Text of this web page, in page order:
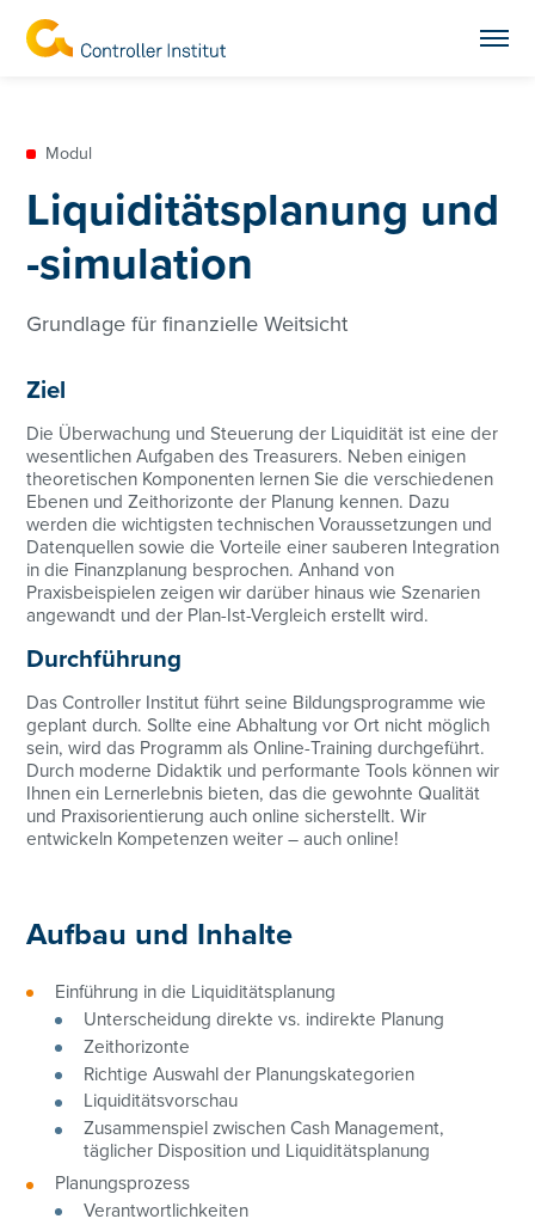
Modul
Liquiditätsplanung und
-simulation
Grundlage für finanzielle Weitsicht
Ziel
Die Überwachung und Steuerung der Liquidität ist eine der
wesentlichen Aufgaben des Treasurers. Neben einigen
theoretischen Komponenten lernen Sie die verschiedenen
Ebenen und Zeithorizonte der Planung kennen. Dazu
werden die wichtigsten technischen Voraussetzungen und
Datenquellen sowie die Vorteile einer sauberen Integration
in die Finanzplanung besprochen. Anhand von
Praxisbeispielen zeigen wir darüber hinaus wie Szenarien
angewandt und der Plan-Ist-Vergleich erstellt wird.
Durchführung
Das Controller Institut führt seine Bildungsprogramme wie
geplant durch. Sollte eine Abhaltung vor Ort nicht möglich
sein, wird das Programm als Online-Training durchgeführt.
Durch moderne Didaktik und performante Tools können wir
Ihnen ein Lernerlebnis bieten, das die gewohnte Qualität
und Praxisorientierung auch online sicherstellt. Wir
entwickeln Kompetenzen weiter – auch online!
Aufbau und Inhalte
Einführung in die Liquiditätsplanung
Unterscheidung direkte vs. indirekte Planung
Zeithorizonte
Richtige Auswahl der Planungskategorien
Liquiditätsvorschau
Zusammenspiel zwischen Cash Management,
täglicher Disposition und Liquiditätsplanung
Planungsprozess
Verantwortlichkeiten